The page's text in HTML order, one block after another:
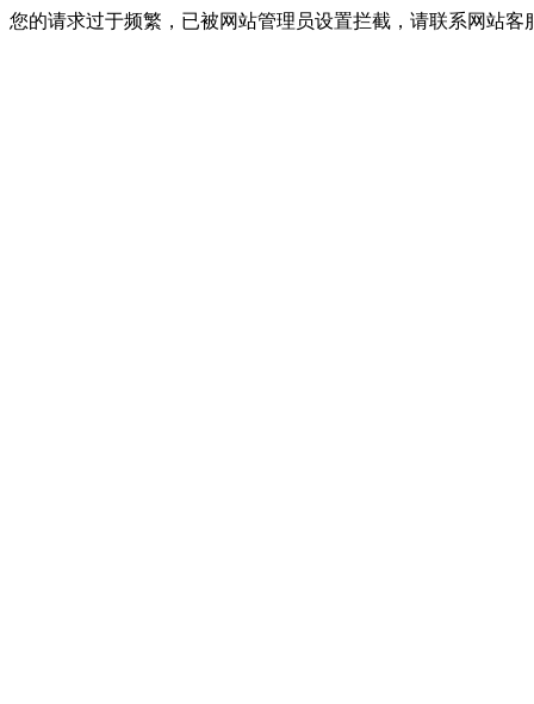
您的请求过于频繁，已被网站管理员设置拦截，请联系网站客